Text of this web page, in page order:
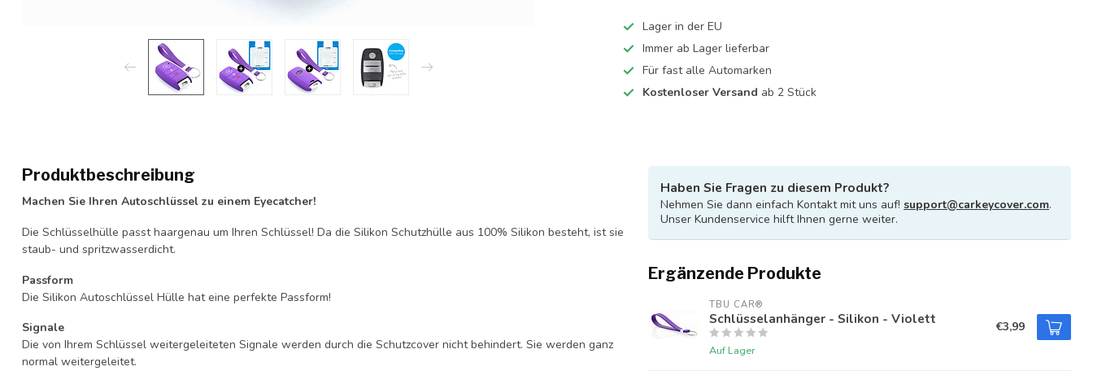
Lager in der EU
Immer ab Lager lieferbar
Für fast alle Automarken
Kostenloser Versand ab 2 Stück
Produktbeschreibung
Machen Sie Ihren Autoschlüssel zu einem Eyecatcher!
Die Schlüsselhülle passt haargenau um Ihren Schlüssel! Da die Silikon Schutzhülle aus 100% Silikon besteht, ist sie
staub- und spritzwasserdicht.
Passform
Die Silikon Autoschlüssel Hülle hat eine perfekte Passform!
Signale
Die von Ihrem Schlüssel weitergeleiteten Signale werden durch die Schutzcover nicht behindert. Sie werden ganz
normal weitergeleitet.
Haben Sie Fragen zu diesem Produkt?
Nehmen Sie dann einfach Kontakt mit uns auf! support@carkeycover.com.
Unser Kundenservice hilft Ihnen gerne weiter.
Ergänzende Produkte
TBU CAR®
Schlüsselanhänger - Silikon - Violett
Auf Lager
€3,99